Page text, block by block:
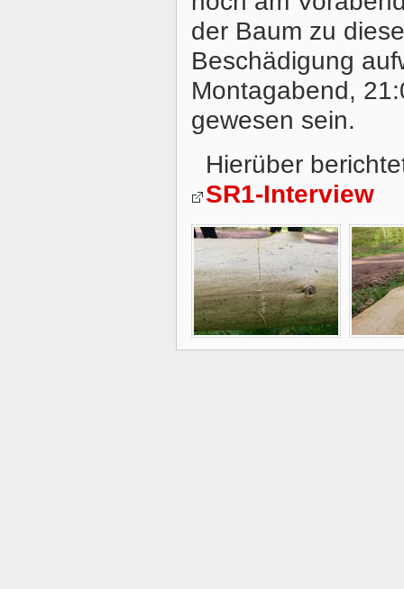
der Baum zu
Beschädigung
Montagabend,
gewesen sein.
Hierüber
SR1-Interview